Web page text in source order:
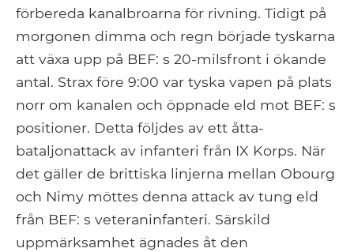
förbereda kanalbroarna för rivning. Tidigt på
morgonen dimma och regn började tyskarna
att växa upp på BEF: s 20-milsfront i ökande
antal. Strax före 9:00 var tyska vapen på plats
norr om kanalen och öppnade eld mot BEF: s
positioner. Detta följdes av ett åtta-
bataljonattack av infanteri från IX Korps. När
det gäller de brittiska linjerna mellan Obourg
och Nimy möttes denna attack av tung eld
från BEF: s veteraninfanteri. Särskild
uppmärksamhet ägnades åt den